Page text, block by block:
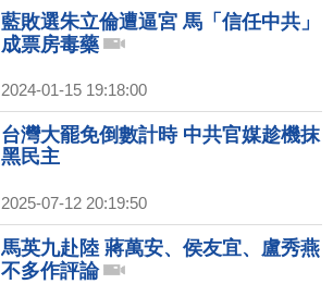
藍敗選朱立倫遭逼宮 馬「信任中共」
成票房毒藥
2024-01-15 19:18:00
台灣大罷免倒數計時 中共官媒趁機抹
黑民主
2025-07-12 20:19:50
馬英九赴陸 蔣萬安、侯友宜、盧秀燕
不多作評論